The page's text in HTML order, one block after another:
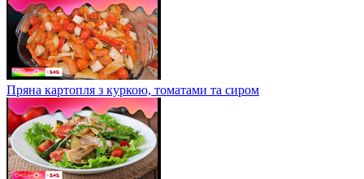
Пряна картопля з куркою, томатами та сиром